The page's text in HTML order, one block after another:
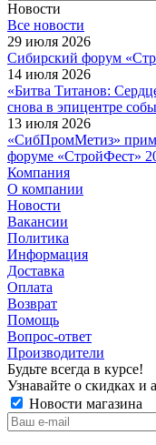
Новости
Все новости
29 июля 2026
Сибирский форум
14 июля 2026
«Битва Титанов:
снова в эпицентре
13 июля 2026
«СибПромМетиз»
форуме «СтройФест»
Компания
О компании
Новости
Вакансии
Политика
Информация
Доставка
Оплата
Возврат
Помощь
Вопрос-ответ
Производители
Будьте всегда в курсе!
Узнавайте о скидках и
Новости магазина